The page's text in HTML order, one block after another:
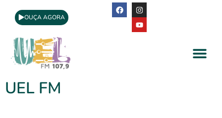
OUÇA AGORA
UEL FM